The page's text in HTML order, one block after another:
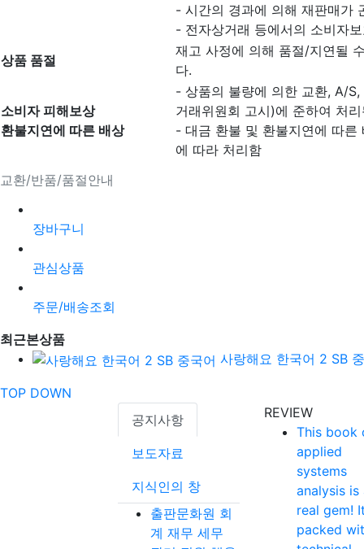
교환/반품/품절안내
- 시간의 경과에 의해 재판매가
- 전자상거래 등에서의 소비자
상품 품절
재고 사정에 의해 품절/지연될
다.
소비자 피해보상
환불지연에 따른 배상
- 상품의 불량에 의한 교환, A/
거래위원회 고시)에 준하여 처
- 대금 환불 및 환불지연에 따른
에 따라 처리함
장바구니
관심상품
주문/배송조회
최근본상품
사랑해요 한국어 2 SB
TOP DOWN
공지사항
보도자료
지식인의 창
출판문화원 회
계 재무 세무
REVIEW
This book
applied
systems
analysis is
real gem!
packed